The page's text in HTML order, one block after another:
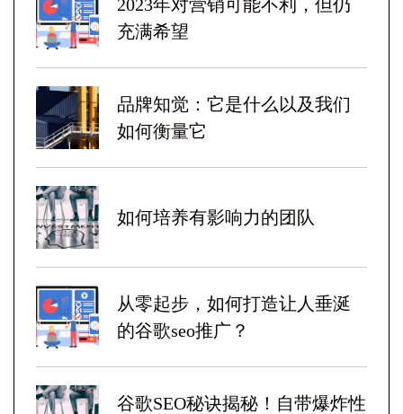
2023年对营销可能不利，但仍
充满希望
品牌知觉：它是什么以及我们
如何衡量它
如何培养有影响力的团队
从零起步，如何打造让人垂涎
的谷歌seo推广？
谷歌SEO秘诀揭秘！自带爆炸性